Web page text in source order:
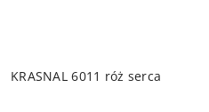
KRASNAL 6011 róż serca